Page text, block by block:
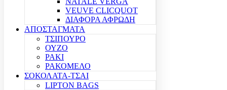
VEUVE CLICQUOT
ΔΙΑΦΟΡΑ ΑΦΡΩΔΗ
ΑΠΟΣΤΑΓΜΑΤΑ
ΤΣΙΠΟΥΡΟ
ΟΥΖΟ
ΡΑΚΙ
ΡΑΚΟΜΕΛΟ
ΣΟΚΟΛΑΤΑ-ΤΣΑΙ
LIPTON BAGS